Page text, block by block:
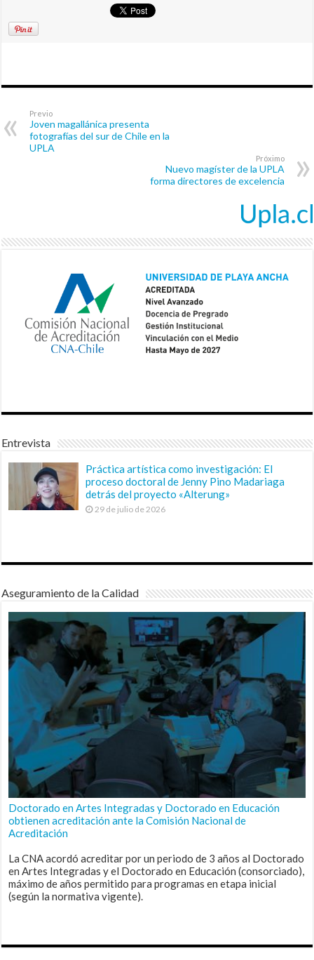
Previo
Joven magallánica presenta
fotografías del sur de Chile en la
UPLA
Próximo
Nuevo magíster de la UPLA
forma directores de excelencia
Entrevista
Práctica artística como investigación: El
proceso doctoral de Jenny Pino Madariaga
detrás del proyecto «Alterung»
29 de julio de 2026
Aseguramiento de la Calidad
Doctorado en Artes Integradas y Doctorado en Educación
obtienen acreditación ante la Comisión Nacional de
Acreditación
La CNA acordó acreditar por un periodo de 3 años al Doctorado
en Artes Integradas y el Doctorado en Educación (consorciado),
máximo de años permitido para programas en etapa inicial
(según la normativa vigente).